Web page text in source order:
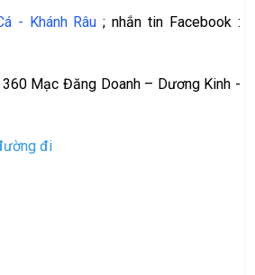
- Khánh Râu ; nhắn tin Facebook :
Mạc Đăng Doanh – Dương Kinh -
đi